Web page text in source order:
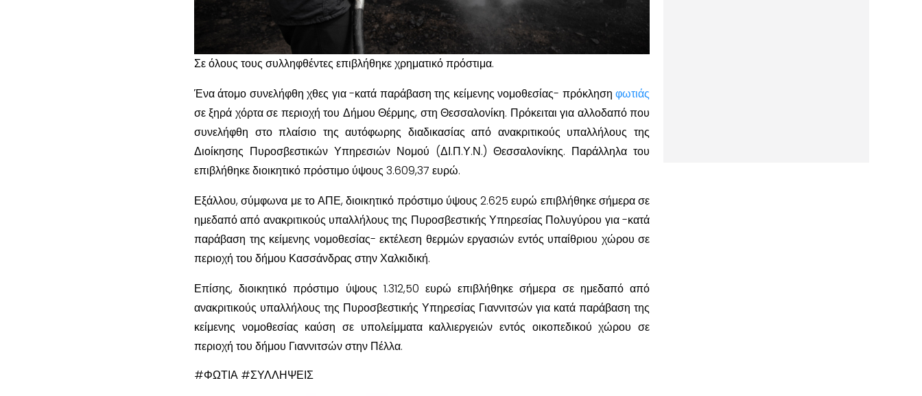
Σε όλους τους συλληφθέντες επιβλήθηκε χρηματικό πρόστιμα.
Ένα άτομο συνελήφθη χθες για -κατά παράβαση της κείμενης νομοθεσίας- πρόκληση φωτιάς
σε ξηρά χόρτα σε περιοχή του Δήμου Θέρμης, στη Θεσσαλονίκη. Πρόκειται για αλλοδαπό που
συνελήφθη στο πλαίσιο της αυτόφωρης διαδικασίας από ανακριτικούς υπαλλήλους της
Διοίκησης Πυροσβεστικών Υπηρεσιών Νομού (ΔΙ.Π.Υ.Ν.) Θεσσαλονίκης. Παράλληλα του
επιβλήθηκε διοικητικό πρόστιμο ύψους 3.609,37 ευρώ.
Εξάλλου, σύμφωνα με το ΑΠΕ, διοικητικό πρόστιμο ύψους 2.625 ευρώ επιβλήθηκε σήμερα σε
ημεδαπό από ανακριτικούς υπαλλήλους της Πυροσβεστικής Υπηρεσίας Πολυγύρου για -κατά
παράβαση της κείμενης νομοθεσίας- εκτέλεση θερμών εργασιών εντός υπαίθριου χώρου σε
περιοχή του δήμου Κασσάνδρας στην Χαλκιδική.
Επίσης, διοικητικό πρόστιμο ύψους 1.312,50 ευρώ επιβλήθηκε σήμερα σε ημεδαπό από
ανακριτικούς υπαλλήλους της Πυροσβεστικής Υπηρεσίας Γιαννιτσών για κατά παράβαση της
κείμενης νομοθεσίας καύση σε υπολείμματα καλλιεργειών εντός οικοπεδικού χώρου σε
περιοχή του δήμου Γιαννιτσών στην Πέλλα.
#ΦΩΤΙΑ #ΣΥΛΛΗΨΕΙΣ